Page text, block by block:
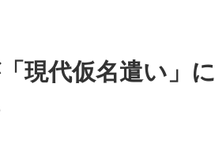
現代仮名遣い」に